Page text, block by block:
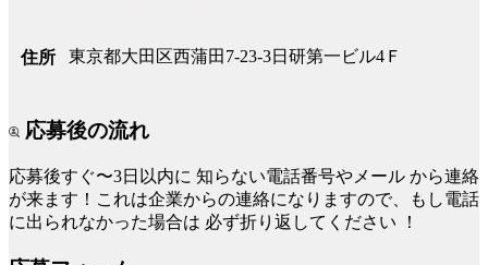
住所 東京都大田区西蒲田7-23-3日研第一ビル4Ｆ
応募後の流れ
応募後すぐ〜3日以内に 知らない電話番号やメール から連絡
が来ます！これは企業からの連絡になりますので、もし電話
に出られなかった場合は 必ず折り返してください ！